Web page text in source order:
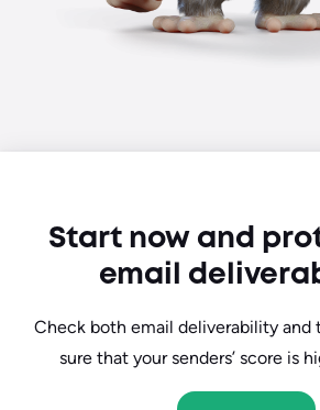
Start now and
email
Check both email deliverability and
sure that your senders’ score is